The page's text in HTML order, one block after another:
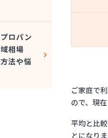
ご家庭で
ので、現
平均と比
とになり
ロパン
相場
法や悩